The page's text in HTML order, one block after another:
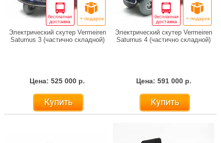
бесплатная
доставка
+ подарок
Электрический скутер Vermeiren
Saturnus 3 (частично складной)
Цена: 525 000 р.
Купить
бесплатная
доставка
+ подарок
Электрический скутер Vermeiren
Saturnus 4 (частично складной)
Цена: 591 000 р.
Купить